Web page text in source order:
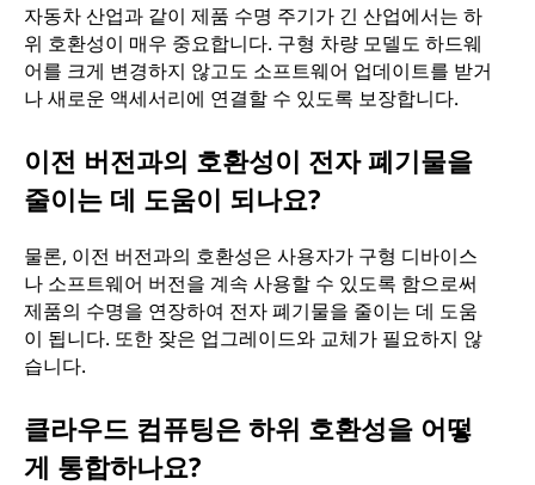
자동차 산업과 같이 제품 수명 주기가 긴 산업에서는 하
위 호환성이 매우 중요합니다. 구형 차량 모델도 하드웨
어를 크게 변경하지 않고도 소프트웨어 업데이트를 받거
나 새로운 액세서리에 연결할 수 있도록 보장합니다.
이전 버전과의 호환성이 전자 폐기물을
줄이는 데 도움이 되나요?
물론, 이전 버전과의 호환성은 사용자가 구형 디바이스
나 소프트웨어 버전을 계속 사용할 수 있도록 함으로써
제품의 수명을 연장하여 전자 폐기물을 줄이는 데 도움
이 됩니다. 또한 잦은 업그레이드와 교체가 필요하지 않
습니다.
클라우드 컴퓨팅은 하위 호환성을 어떻
게 통합하나요?